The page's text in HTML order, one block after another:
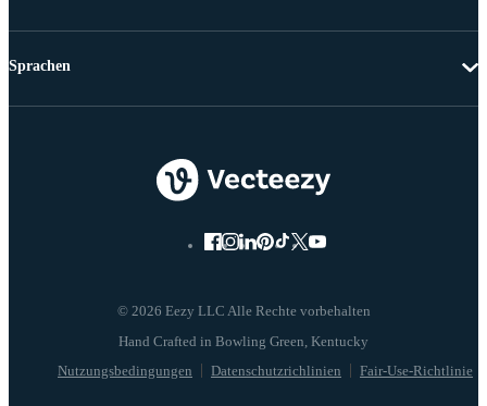
© 2026 Eezy LLC Alle Rechte vorbehalten
Nutzungsbedingungen Datenschutzrichlinien Fair-Use-Richtlinie
Sprachen